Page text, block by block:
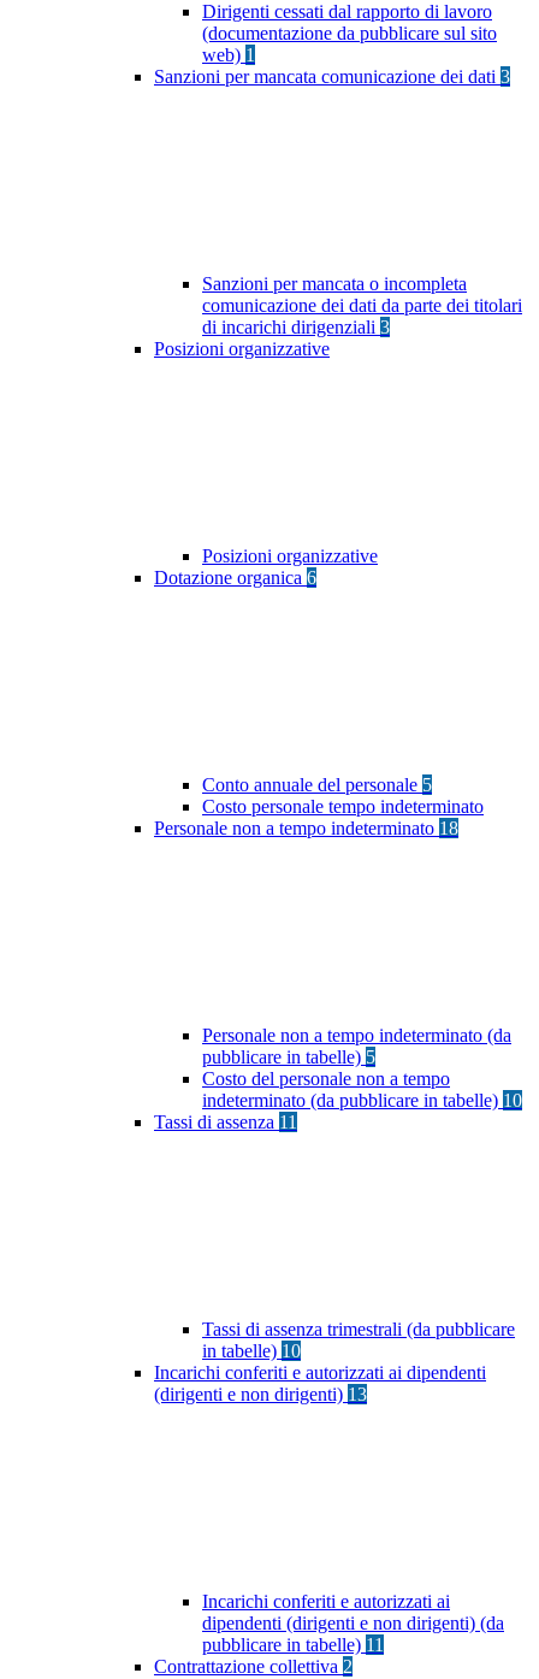
Dirigenti cessati dal rapporto di lavoro
(documentazione da pubblicare sul sito
web) 1
Sanzioni per mancata comunicazione dei dati 3
Sanzioni per mancata o incompleta
comunicazione dei dati da parte dei titolari
di incarichi dirigenziali 3
Posizioni organizzative
Posizioni organizzative
Dotazione organica 6
Conto annuale del personale 5
Costo personale tempo indeterminato
Personale non a tempo indeterminato 18
Personale non a tempo indeterminato (da
pubblicare in tabelle) 5
Costo del personale non a tempo
indeterminato (da pubblicare in tabelle) 10
Tassi di assenza 11
Tassi di assenza trimestrali (da pubblicare
in tabelle) 10
Incarichi conferiti e autorizzati ai dipendenti
(dirigenti e non dirigenti) 13
Incarichi conferiti e autorizzati ai
dipendenti (dirigenti e non dirigenti) (da
pubblicare in tabelle) 11
Contrattazione collettiva 2